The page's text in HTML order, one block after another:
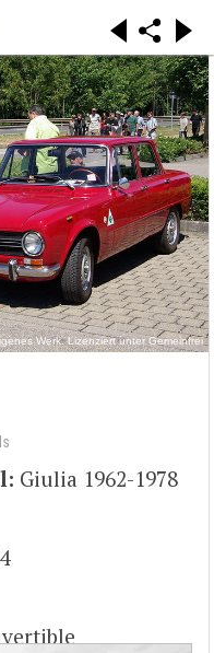
Werk. Lizenziert unter Gemeinfrei
über Wikimedia Commons -
Giulia 1962-1978